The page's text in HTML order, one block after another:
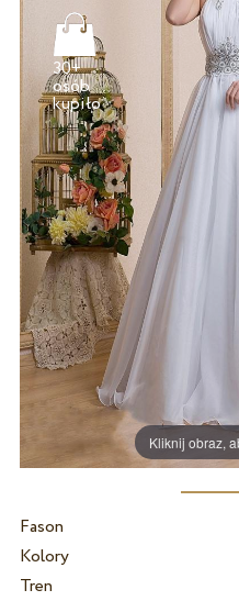
Kliknij obraz,
30+
osób
kupiło
Fason
Kolory
Tren